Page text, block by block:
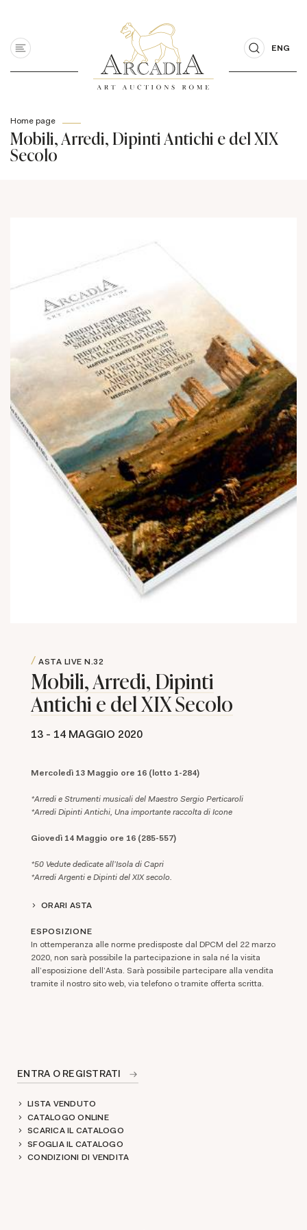
ENG
Home page
Mobili, Arredi, Dipinti Antichi e del XIX
Secolo
ASTA LIVE N.32
Mobili, Arredi, Dipinti
Antichi e del XIX Secolo
13 - 14 MAGGIO 2020
Mercoledì 13 Maggio ore 16 (lotto 1-284)
*Arredi e Strumenti musicali del Maestro Sergio Perticaroli
*Arredi Dipinti Antichi, Una importante raccolta di Icone
Giovedì 14 Maggio ore 16 (285-557)
*50 Vedute dedicate all'Isola di Capri
*Arredi Argenti e Dipinti del XIX secolo.
ORARI ASTA
ESPOSIZIONE
In ottemperanza alle norme predisposte dal DPCM del 22 marzo
2020, non sarà possibile la partecipazione in sala né la visita
all'esposizione dell'Asta. Sarà possibile partecipare alla vendita
tramite il nostro sito web, via telefono o tramite offerta scritta.
ENTRA O REGISTRATI
LISTA VENDUTO
CATALOGO ONLINE
SCARICA IL CATALOGO
SFOGLIA IL CATALOGO
CONDIZIONI DI VENDITA